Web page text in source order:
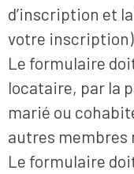
d’inscription et
votre inscription).
Le formulaire
locataire, par la
marié ou
autres membres
Le formulaire